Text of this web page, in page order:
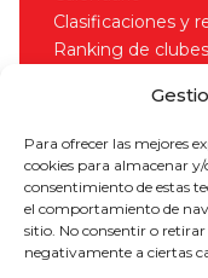
Para ofrecer las mejores
cookies para almacenar
consentimiento de estas
el comportamiento de
sitio. No consentir o
negativamente a ciertas
Clasificaciones y
Ranking de clubes
Normativa
Solicitud de
Seguros
Normativa
¡Apúntate a